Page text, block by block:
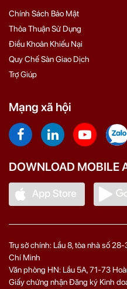
Chính Sách Bảo Mật
Thỏa Thuận Sử Dụng
Điều Khoản Khiếu Nại
Quy Chế Sàn Giao Dịch
Trợ Giúp
Mạng xã hội
DOWNLOAD MOBILE
Trụ sở chính: Lầu 8, tòa nhà số
Chí Minh
Văn phòng HN: Lầu 5A, 71‑73
Giấy chứng nhận Đăng ký Kinh